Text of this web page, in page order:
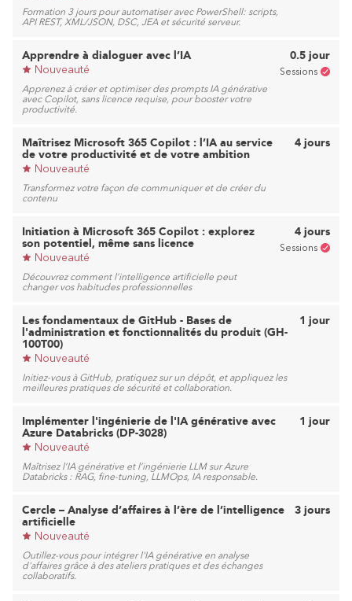
Formation 3 jours pour automatiser avec PowerShell: scripts,
API REST, XML/JSON, DSC, JEA et sécurité serveur.
Apprendre à dialoguer avec l’IA
Nouveauté
Apprenez à créer et optimiser des prompts IA générative
avec Copilot, sans licence requise, pour booster votre
productivité.
0.5 jour
Sessions
Maîtrisez Microsoft 365 Copilot : l’IA au service
de votre productivité et de votre ambition
Nouveauté
Transformez votre façon de communiquer et de créer du
contenu
4 jours
Initiation à Microsoft 365 Copilot : explorez
son potentiel, même sans licence
Nouveauté
Découvrez comment l’intelligence artificielle peut
changer vos habitudes professionnelles
4 jours
Sessions
Les fondamentaux de GitHub - Bases de
l'administration et fonctionnalités du produit (GH-
100T00)
Nouveauté
Initiez-vous à GitHub, pratiquez sur un dépôt, et appliquez les
meilleures pratiques de sécurité et collaboration.
1 jour
Implémenter l'ingénierie de l'IA générative avec
Azure Databricks (DP-3028)
Nouveauté
Maîtrisez l’IA générative et l’ingénierie LLM sur Azure
Databricks : RAG, fine-tuning, LLMOps, IA responsable.
1 jour
Cercle – Analyse d’affaires à l’ère de l’intelligence
artificielle
Nouveauté
Outillez-vous pour intégrer l'IA générative en analyse
d'affaires grâce à des ateliers pratiques et des échanges
collaboratifs.
3 jours